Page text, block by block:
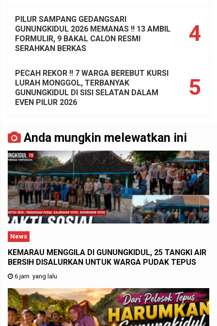
4
PILUR SAMPANG GEDANGSARI
GUNUNGKIDUL 2026 MEMANAS !! 13 AMBIL
FORMULIR, 9 BAKAL CALON RESMI
SERAHKAN BERKAS
5
PECAH REKOR !! 7 WARGA BEREBUT KURSI
LURAH MONGGOL, TERBANYAK
GUNUNGKIDUL DI SISI SELATAN DALAM
EVEN PILUR 2026
Anda mungkin melewatkan ini
News
KEMARAU MENGGILA DI GUNUNGKIDUL, 25 TANGKI AIR
BERSIH DISALURKAN UNTUK WARGA PUDAK TEPUS
6 jam yang lalu